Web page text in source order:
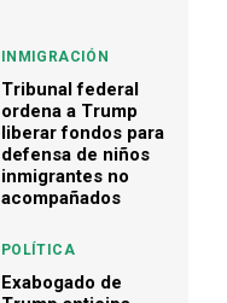
INMIGRACIÓN
Tribunal federal
ordena a Trump
liberar fondos para
defensa de niños
inmigrantes no
acompañados
POLÍTICA
Exabogado de